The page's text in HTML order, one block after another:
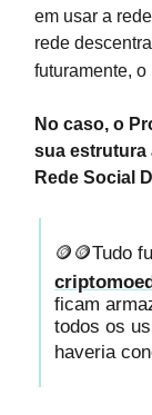
em usar a
rede
futuramente, o
No caso, o
sua estrutura
Rede Social
🪙🪙Tudo
ficam
todos os
haveria